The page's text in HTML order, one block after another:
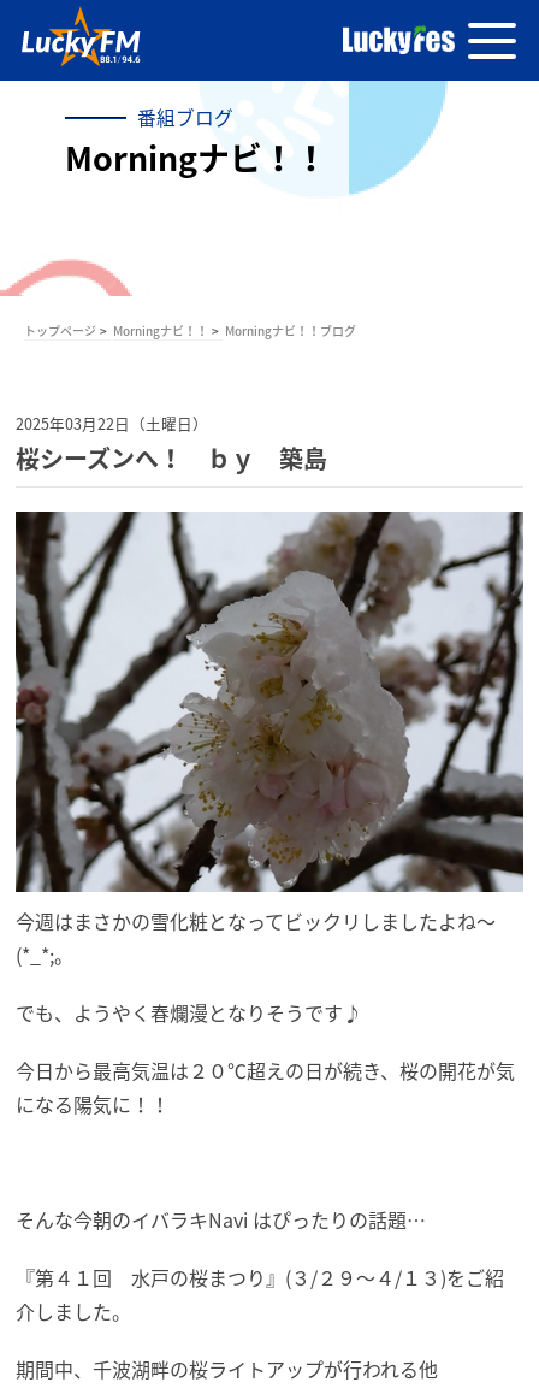
番組ブログ
Morningナビ！！
トップページ Morningナビ！！ Morningナビ！！ブログ
2025年03月22日（土曜日）
桜シーズンへ！ ｂｙ 築島
今週はまさかの雪化粧となってビックリしましたよね～
(*_*;。
でも、ようやく春爛漫となりそうです♪
今日から最高気温は２０℃超えの日が続き、桜の開花が気
になる陽気に！！
そんな今朝のイバラキNavi はぴったりの話題…
『第４１回 水戸の桜まつり』(３/２９～４/１３)をご紹
介しました。
期間中、千波湖畔の桜ライトアップが行われる他